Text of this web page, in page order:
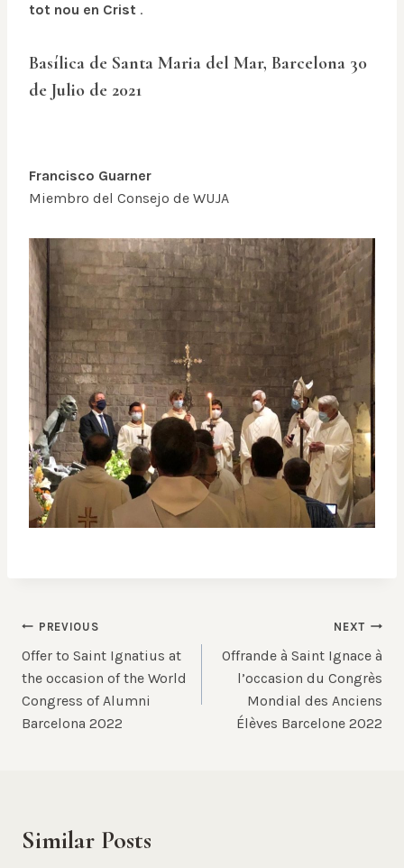
tot nou en Crist .
Basílica de Santa Maria del Mar, Barcelona 30
de Julio de 2021
Francisco Guarner
Miembro del Consejo de WUJA
Post
navigation
PREVIOUS
Offer to Saint Ignatius at
the occasion of the World
Congress of Alumni
Barcelona 2022
NEXT
Offrande à Saint Ignace à
l’occasion du Congrès
Mondial des Anciens
Élèves Barcelone 2022
Similar Posts